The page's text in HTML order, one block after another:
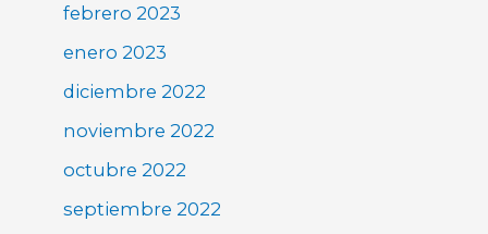
febrero 2023
enero 2023
diciembre 2022
noviembre 2022
octubre 2022
septiembre 2022